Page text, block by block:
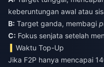
keberuntungan awal atau
B: Target ganda, membagi
C: Fokus senjata setelah
Waktu Top-Up
Jika F2P hanya mencapai